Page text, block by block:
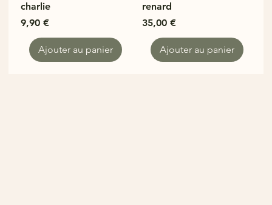
charlie
Prix
9,90 €
Ajouter au panier
renard
Prix
35,00 €
Ajouter au panier